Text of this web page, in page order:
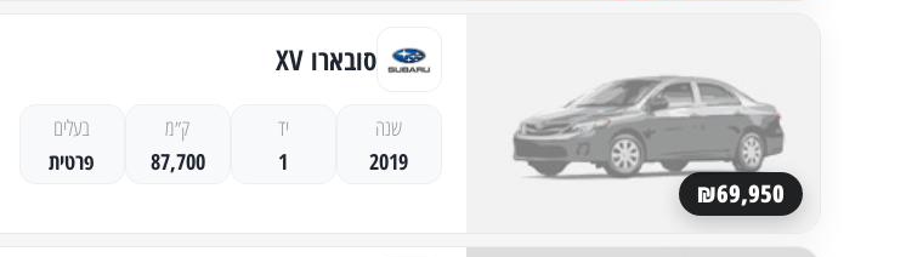
₪69,950
סובארו XV
שנה
2019
יד
1
ק״מ
87,700
בעלים
פרטית